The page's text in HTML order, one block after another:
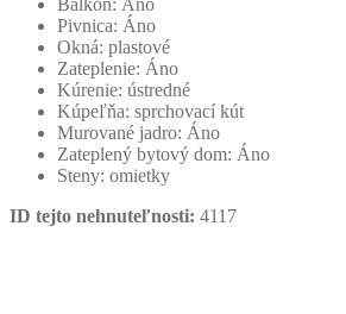
Pivnica: Áno
Okná: plastové
Zateplenie: Áno
Kúrenie: ústredné
Kúpeľňa: sprchovací kút
Murované jadro: Áno
Zateplený bytový dom: Áno
Steny: omietky
ID tejto nehnuteľnosti: 4117